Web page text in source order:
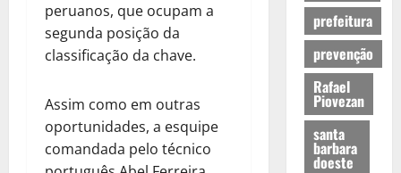
peruanos, que ocupam a
segunda posição da
classificação da chave.
Assim como em outras
oportunidades, a esquipe
comandada pelo técnico
prefeitura
prevenção
Rafael
Piovezan
santa
barbara
doeste